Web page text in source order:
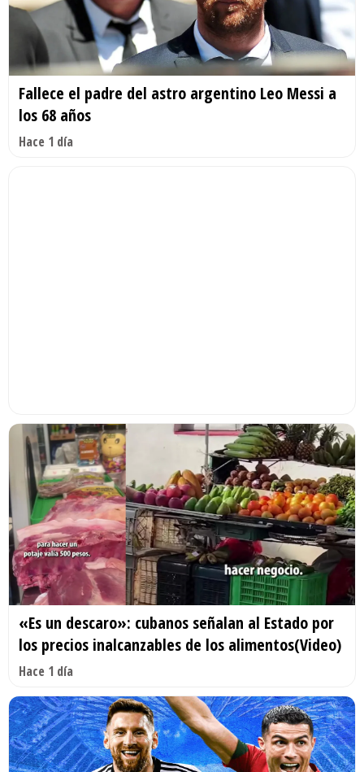
Fallece el padre del astro argentino Leo Messi a
los 68 años
Hace 1 día
«Es un descaro»: cubanos señalan al Estado por
los precios inalcanzables de los alimentos(Video)
Hace 1 día